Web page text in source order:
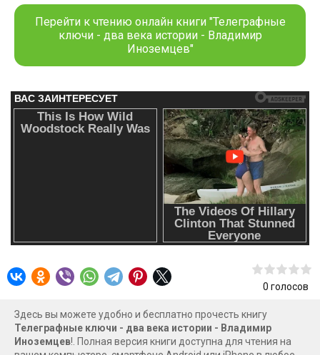
Перейти к чтению онлайн книги "Телеграфные
ключи - два века истории - Владимир
Иноземцев"
0 голосов
Здесь вы можете удобно и бесплатно прочесть книгу
Телеграфные ключи - два века истории - Владимир
Иноземцев!. Полная версия книги доступна для чтения на